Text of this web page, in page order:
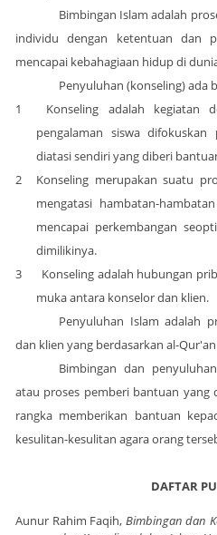
Bimbingan Islam adalah
individu dengan ketentuan dan
mencapai kebahagiaan hidup di
Penyuluhan (konseling) ada
1
Konseling adalah kegiatan
pengalaman siswa
diatasi sendiri yang diberi
2
Konseling merupakan suatu
mengatasi hambatan-
mencapai perkembangan
dimilikinya.
3
Konseling adalah hubungan
muka antara konselor dan klien.
Penyuluhan Islam adalah
dan klien yang berdasarkan al-
Bimbingan dan
atau proses pemberi bantuan yang
rangka memberikan bantuan
kesulitan-kesulitan agara orang
DAFTAR
Aunur Rahim Faqih, Bimbingan dan